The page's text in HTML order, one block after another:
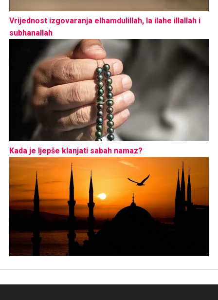
Vrijednost izgovaranja elhamdulillah, la ilahe illallah i
subhanallah
Kada je ljepše klanjati sabah namaz?